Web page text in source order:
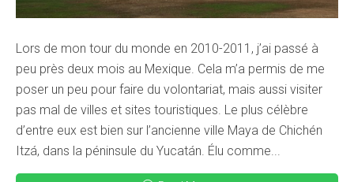
Lors de mon tour du monde en 2010-2011, j’ai passé à
peu près deux mois au Mexique. Cela m’a permis de me
poser un peu pour faire du volontariat, mais aussi visiter
pas mal de villes et sites touristiques. Le plus célèbre
d’entre eux est bien sur l’ancienne ville Maya de Chichén
Itzá, dans la péninsule du Yucatán. Élu comme...